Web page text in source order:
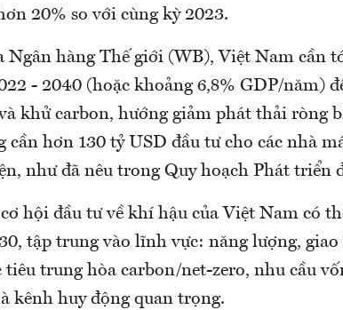
20% so với cùng kỳ 2023.
Ngân hàng Thế giới (WB), Việt Nam cần
- 2040 (hoặc khoảng 6,8% GDP/năm)
khử carbon, hướng giảm phát thải ròng
cần hơn 130 tỷ USD đầu tư cho các nhà
như đã nêu trong Quy hoạch Phát triển
hội đầu tư về khí hậu của Việt Nam có
tập trung vào lĩnh vực: năng lượng,
tiêu trung hòa carbon/net-zero, nhu cầu
kênh huy động quan trọng.